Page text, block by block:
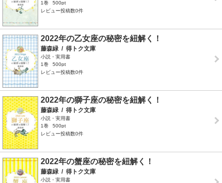
1巻
500pt
レビュー投稿数0件
2022年の乙女座の秘密を紐解く！
藤森緑 / 得トク文庫
小説・実用書
1巻
500pt
レビュー投稿数0件
2022年の獅子座の秘密を紐解く！
藤森緑 / 得トク文庫
小説・実用書
1巻
500pt
レビュー投稿数0件
2022年の蟹座の秘密を紐解く！
藤森緑 / 得トク文庫
小説・実用書